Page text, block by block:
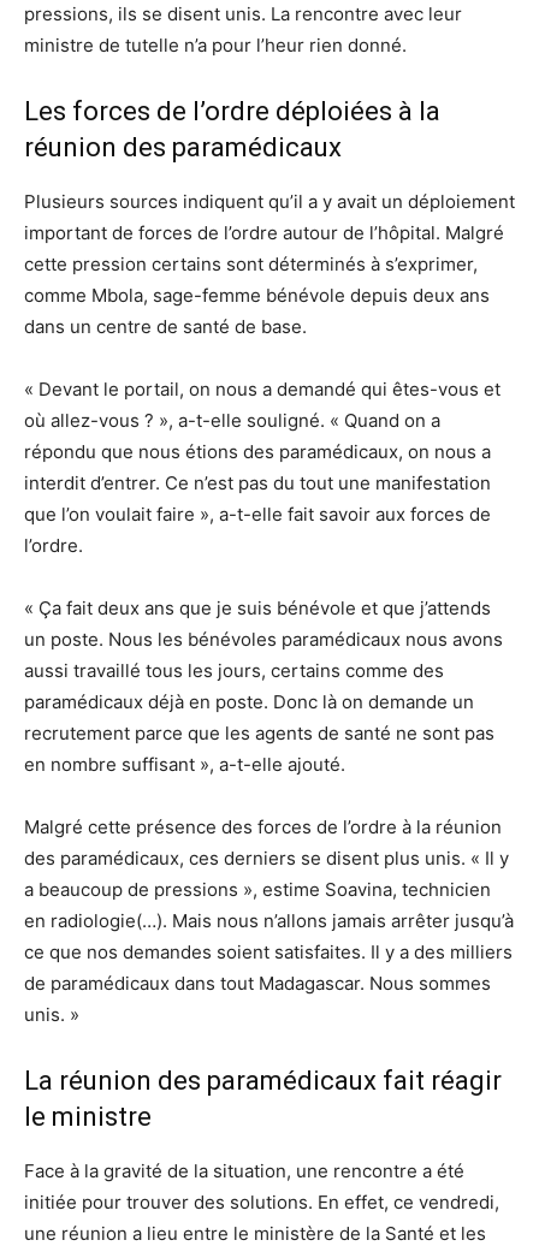
pressions, ils se disent unis. La rencontre avec leur
ministre de tutelle n’a pour l’heur rien donné.
Les forces de l’ordre déploiées à la
réunion des paramédicaux
Plusieurs sources indiquent qu’il a y avait un déploiement
important de forces de l’ordre autour de l’hôpital. Malgré
cette pression certains sont déterminés à s’exprimer,
comme Mbola, sage-femme bénévole depuis deux ans
dans un centre de santé de base.
« Devant le portail, on nous a demandé qui êtes-vous et
où allez-vous ? », a-t-elle souligné. « Quand on a
répondu que nous étions des paramédicaux, on nous a
interdit d’entrer. Ce n’est pas du tout une manifestation
que l’on voulait faire », a-t-elle fait savoir aux forces de
l’ordre.
« Ça fait deux ans que je suis bénévole et que j’attends
un poste. Nous les bénévoles paramédicaux nous avons
aussi travaillé tous les jours, certains comme des
paramédicaux déjà en poste. Donc là on demande un
recrutement parce que les agents de santé ne sont pas
en nombre suffisant », a-t-elle ajouté.
Malgré cette présence des forces de l’ordre à la réunion
des paramédicaux, ces derniers se disent plus unis. « Il y
a beaucoup de pressions », estime Soavina, technicien
en radiologie(…). Mais nous n’allons jamais arrêter jusqu’à
ce que nos demandes soient satisfaites. Il y a des milliers
de paramédicaux dans tout Madagascar. Nous sommes
unis. »
La réunion des paramédicaux fait réagir
le ministre
Face à la gravité de la situation, une rencontre a été
initiée pour trouver des solutions. En effet, ce vendredi,
une réunion a lieu entre le ministère de la Santé et les